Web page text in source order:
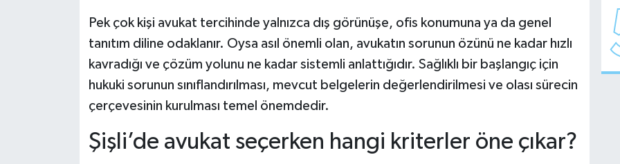
Pek çok kişi avukat tercihinde yalnızca dış görünüşe, ofis konumuna ya da genel
tanıtım diline odaklanır. Oysa asıl önemli olan, avukatın sorunun özünü ne kadar hızlı
kavradığı ve çözüm yolunu ne kadar sistemli anlattığıdır. Sağlıklı bir başlangıç için
hukuki sorunun sınıflandırılması, mevcut belgelerin değerlendirilmesi ve olası sürecin
çerçevesinin kurulması temel önemdedir.
Şişli’de avukat seçerken hangi kriterler öne çıkar?